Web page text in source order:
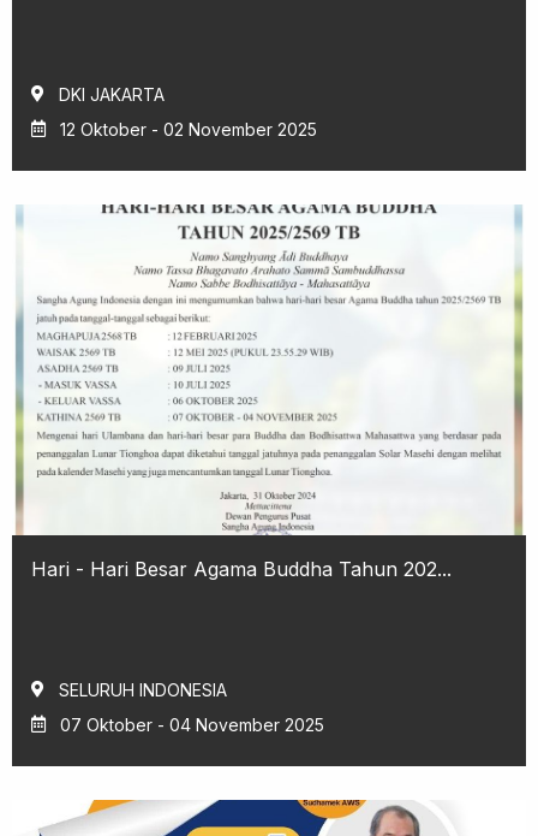
DKI JAKARTA
12 Oktober - 02 November 2025
Hari - Hari Besar Agama Buddha Tahun 202...
SELURUH INDONESIA
07 Oktober - 04 November 2025